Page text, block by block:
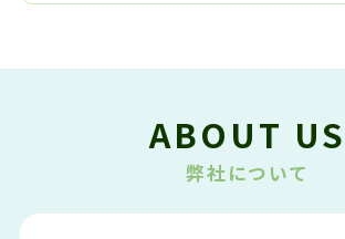
ABOUT US
弊社について